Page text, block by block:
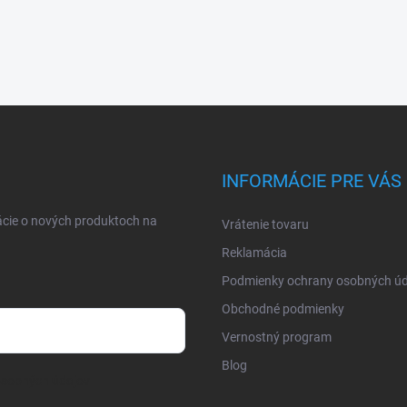
o nových produktoch na
INFORMÁCIE PRE VÁS
Vrátenie tovaru
Reklamácia
Podmienky ochrany osobných
Obchodné podmienky
Vernostný program
Blog